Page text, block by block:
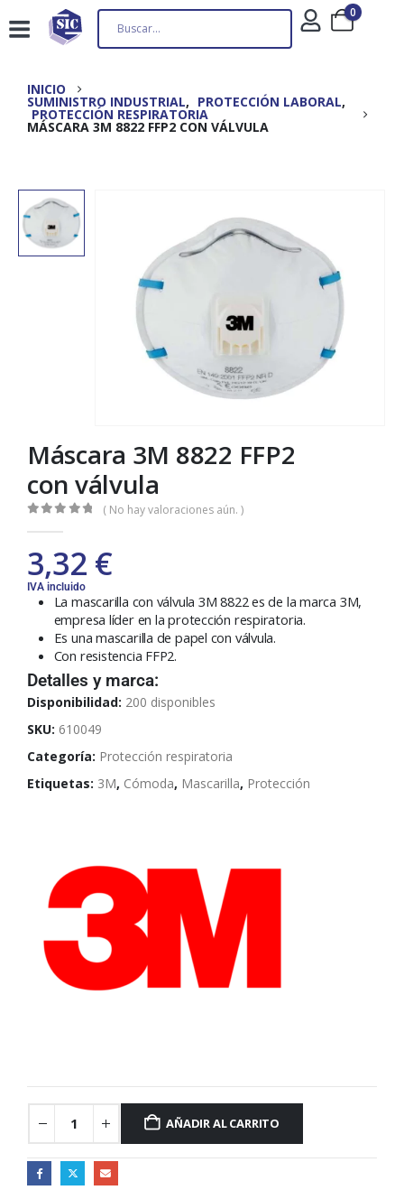
0
INICIO
SUMINISTRO INDUSTRIAL, PROTECCIÓN LABORAL,
PROTECCIÓN RESPIRATORIA
MÁSCARA 3M 8822 FFP2 CON VÁLVULA
Máscara 3M 8822 FFP2
con válvula
( No hay valoraciones aún. )
3,32 €
IVA incluido
La mascarilla con válvula 3M 8822 es de la marca 3M,
empresa líder en la protección respiratoria.
Es una mascarilla de papel con válvula.
Con resistencia FFP2.
Detalles y marca:
Disponibilidad: 200 disponibles
SKU: 610049
Categoría: Protección respiratoria
Etiquetas: 3M, Cómoda, Mascarilla, Protección
AÑADIR AL CARRITO